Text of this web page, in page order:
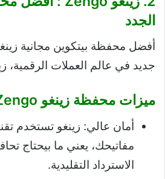
الجدد
جديد في عالم العملات الرقمية،
ميزات محفظة زينغو Zengo
مفاتيحك، يعني ما بيحتاج
الاسترداد التقليدية.